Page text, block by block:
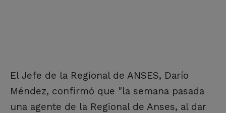
El Jefe de la Regional de ANSES, Darío
Méndez, confirmó que "la semana pasada
una agente de la Regional de Anses, al dar